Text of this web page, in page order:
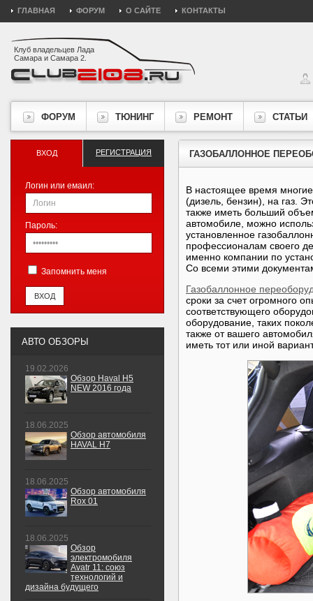
ГЛАВНАЯ ФОРУМ О САЙТЕ КОНТАКТЫ
Клуб владельцев Лада
Самара и Самара 2.
ФОРУМ ТЮНИНГ РЕМОНТ СТАТЬИ
ГАЗОБАЛЛОННОЕ
В настоящее время
(дизель, бензин), на газ.
также иметь больший
автомобиле, можно
установленное
профессионалам своего
именно компании по
Со всеми этими
Газобаллонное
сроки за счет огромного
соответствующего
оборудование, таких
также от вашего
иметь тот или иной
ВХОД РЕГИСТРАЦИЯ
Логин или емаил:
Пароль:
Запомнить меня
АВТО ОБЗОРЫ
19.02.2026
Обзор Haval H5
NEW 2016 года
18.06.2025
Обзор автомобиля
HAVAL H7
18.06.2025
Обзор автомобиля
Rox 01
18.06.2025
Обзор
электромобиля
Avatr 11: союз
технологий и
дизайна будущего